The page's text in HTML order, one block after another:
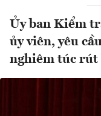
Ủy ban Kiểm
ủy viên, yêu
nghiêm túc